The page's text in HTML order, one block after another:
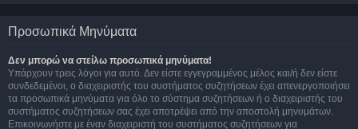
Προσωπικά Μηνύματα
Δεν μπορώ να στείλω προσωπικά μηνύματα!
Υπάρχουν τρεις λόγοι για αυτό. Δεν είστε εγγεγραμμένος μέλος και/ή δεν είστε
συνδεδεμένοι, ο διαχειριστής του συστήματος συζητήσεων έχει απενεργοποιήσει
τα προσωπικά μηνύματα για όλο το σύστημα συζητήσεων ή ο διαχειριστής του
συστήματος συζητήσεων σας έχει αποτρέψει από την αποστολή μηνυμάτων.
Επικοινωνήστε με έναν διαχειριστή του συστήματος συζητήσεων για